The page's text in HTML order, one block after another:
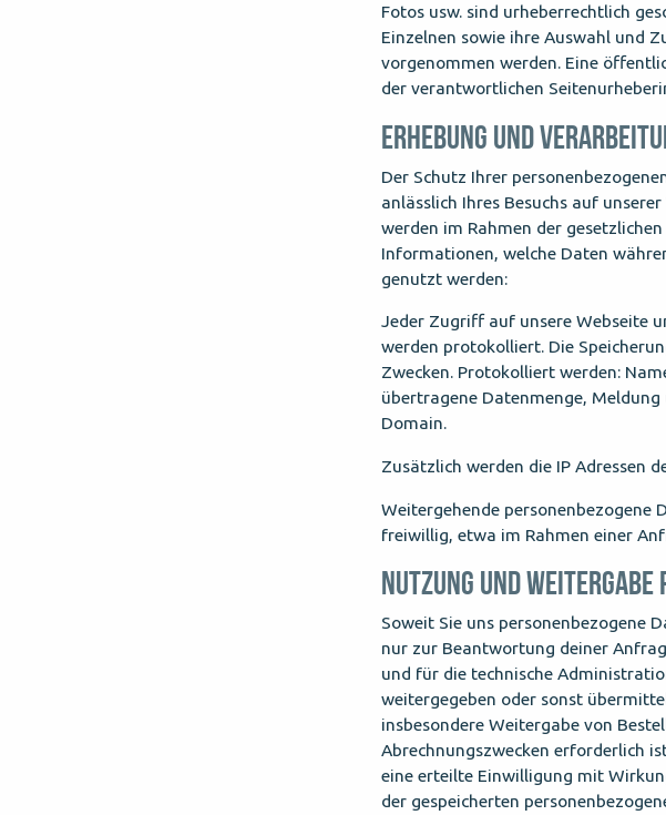
Fotos usw. sind urheberrechtlich
Einzelnen sowie ihre Auswahl und
vorgenommen werden. Eine
der verantwortlichen
ERHEBUNG UND
Der Schutz Ihrer
anlässlich Ihres Besuchs auf
werden im Rahmen der
Informationen, welche Daten
genutzt werden:
Jeder Zugriff auf unsere Webseite
werden protokolliert. Die
Zwecken. Protokolliert werden:
übertragene Datenmenge,
Domain.
Zusätzlich werden die IP Adressen
Weitergehende personenbezogene
freiwillig, etwa im Rahmen einer
NUTZUNG UND WEITERGABE
Soweit Sie uns personenbezogene
nur zur Beantwortung deiner
und für die technische
weitergegeben oder sonst
insbesondere Weitergabe von
Abrechnungszwecken erforderlich
eine erteilte Einwilligung mit
der gespeicherten